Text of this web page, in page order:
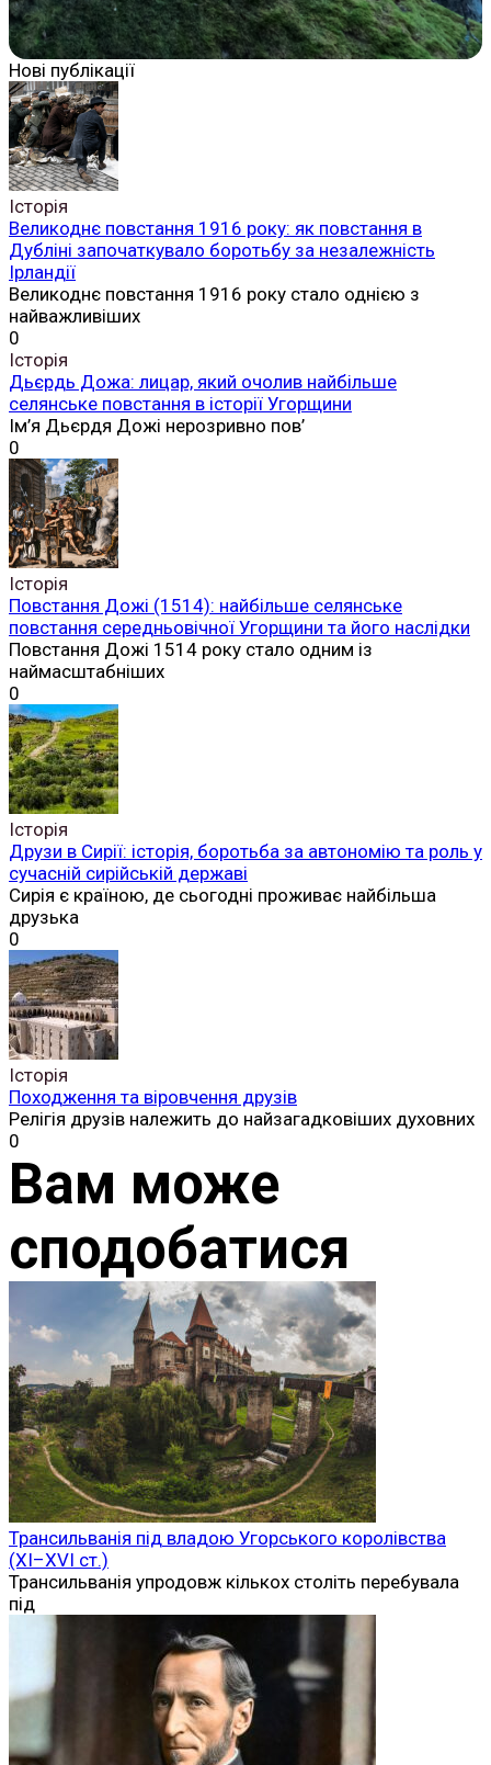
Нові публікації
Історія
Великоднє повстання 1916 року: як повстання в
Дубліні започаткувало боротьбу за незалежність
Ірландії
Великоднє повстання 1916 року стало однією з
найважливіших
0
Історія
Дьєрдь Дожа: лицар, який очолив найбільше
селянське повстання в історії Угорщини
Ім’я Дьєрдя Дожі нерозривно пов’
0
Історія
Повстання Дожі (1514): найбільше селянське
повстання середньовічної Угорщини та його наслідки
Повстання Дожі 1514 року стало одним із
наймасштабніших
0
Історія
Друзи в Сирії: історія, боротьба за автономію та роль у
сучасній сирійській державі
Сирія є країною, де сьогодні проживає найбільша
друзька
0
Історія
Походження та віровчення друзів
Релігія друзів належить до найзагадковіших духовних
0
Вам може
сподобатися
Трансильванія під владою Угорського королівства
(XI–XVI ст.)
Трансильванія упродовж кількох століть перебувала
під